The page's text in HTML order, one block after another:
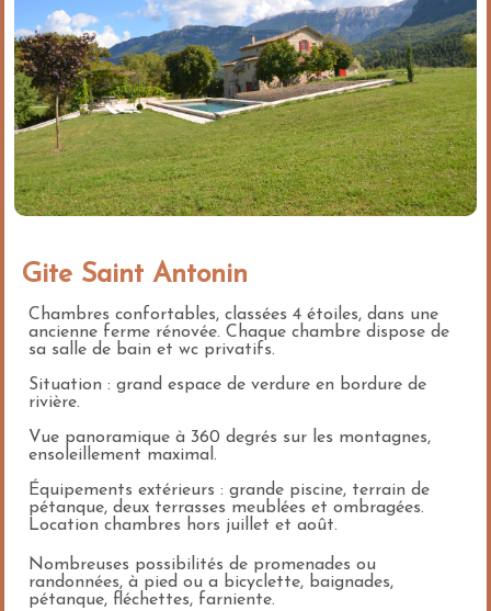
Gite Saint Antonin
Chambres confortables, classées 4 étoiles, dans une
ancienne ferme rénovée. Chaque chambre dispose de
sa salle de bain et wc privatifs.
Situation : grand espace de verdure en bordure de
rivière.
Vue panoramique à 360 degrés sur les montagnes,
ensoleillement maximal.
Équipements extérieurs : grande piscine, terrain de
pétanque, deux terrasses meublées et ombragées.
Location chambres hors juillet et août.
Nombreuses possibilités de promenades ou
randonnées, à pied ou a bicyclette, baignades,
pétanque, fléchettes, farniente.